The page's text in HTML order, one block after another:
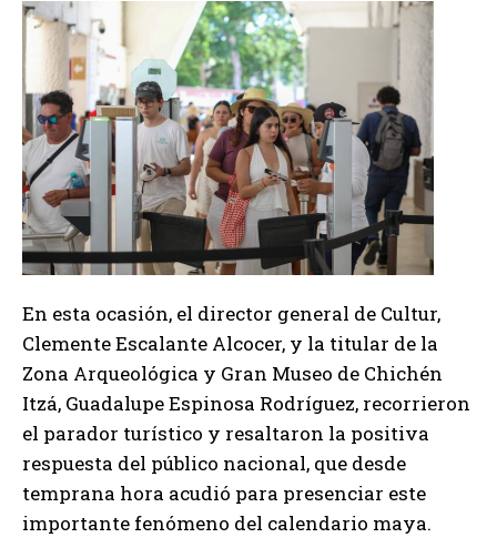
En esta ocasión, el director general de Cultur,
Clemente Escalante Alcocer, y la titular de la
Zona Arqueológica y Gran Museo de Chichén
Itzá, Guadalupe Espinosa Rodríguez, recorrieron
el parador turístico y resaltaron la positiva
respuesta del público nacional, que desde
temprana hora acudió para presenciar este
importante fenómeno del calendario maya.